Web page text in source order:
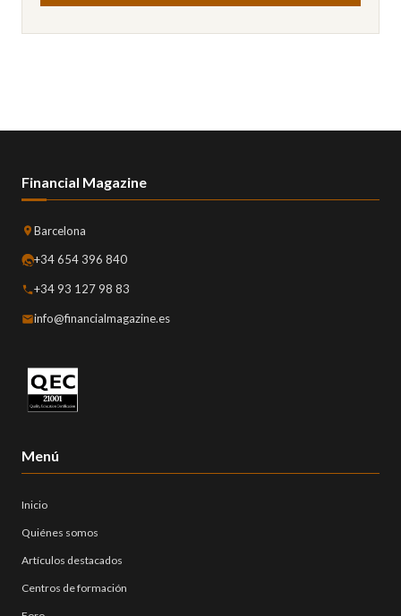
Financial Magazine
Barcelona
+34 654 396 840
+34 93 127 98 83
info@financialmagazine.es
Menú
Inicio
Quiénes somos
Artículos destacados
Centros de formación